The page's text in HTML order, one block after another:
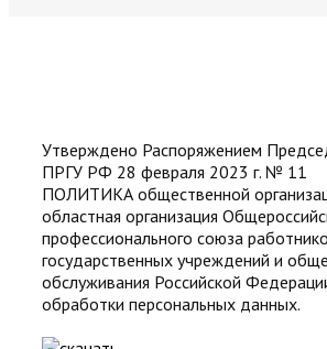
Утверждено Распоряжением
ПРГУ РФ 28 февраля 2023 г. № 11
ПОЛИТИКА общественной
областная организация
профессионального союза
государственных учреждений и
обслуживания Российской
обработки персональных данных.